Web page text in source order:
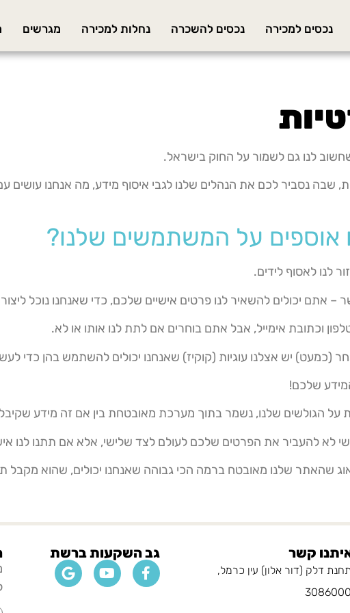
נכסים למכירה נכסים להשכרה נחלות למכירה מגרשים
לנו גם לשמור על החוק בישראל.
שבה נסביר לכם את הנהלים שלנו לגבי איסוף מידע, מה אנחנו עושים
אוספים על המשתמשים שלנו?
לנו לאסוף לידים.
– אתם יכולים להשאיר לנו פרטים אישיים שלכם, כדי שאנחנו נוכל
וכתובת אימייל, אבל אתם בוחרים אם לתת לנו אותו או לא.
(כמעט) יש אצלנו עוגיות (קוקיז) שאנחנו יכולים להשתמש בהן כדי
שלכם!
הגולשים שלנו, נשמר בתוך מערכת מאובטחת בין אם זה מידע
לא להעביר את הפרטים שלכם לעולם לצד שלישי, אלא אם תתנו לנו
שהאתר שלנו מאובטח ברמה הכי גבוהה שאנחנו יכולים, שהוא מקבל
קשר
תחנת דלק (דור אלון) עין כרמל,
3086000
גב השקעות ברשת